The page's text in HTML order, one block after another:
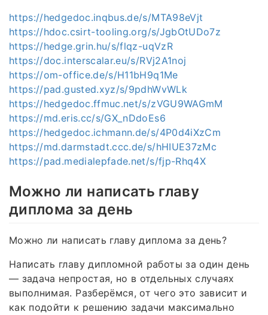
https://hedgedoc.inqbus.de/s/MTA98eVjt
https://hdoc.csirt-tooling.org/s/JgbOtUDo7z
https://hedge.grin.hu/s/flqz-uqVzR
https://doc.interscalar.eu/s/RVj2A1noj
https://om-office.de/s/H11bH9q1Me
https://pad.gusted.xyz/s/9pdhWvWLk
https://hedgedoc.ffmuc.net/s/zVGU9WAGmM
https://md.eris.cc/s/GX_nDdoEs6
https://hedgedoc.ichmann.de/s/4P0d4iXzCm
https://md.darmstadt.ccc.de/s/hHIUE37zMc
https://pad.medialepfade.net/s/fjp-Rhq4X
Можно ли написать главу
диплома за день
Можно ли написать главу диплома за день?
Написать главу дипломной работы за один день
— задача непростая, но в отдельных случаях
выполнимая. Разберёмся, от чего это зависит и
как подойти к решению задачи максимально